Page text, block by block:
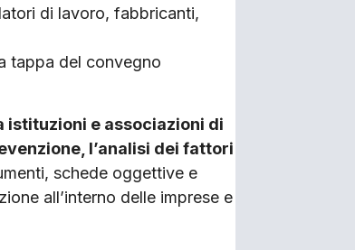
di lavoro, fabbricanti,
tappa del convegno
istituzioni e associazioni di
l’analisi dei fattori
schede oggettive e
all’interno delle imprese e